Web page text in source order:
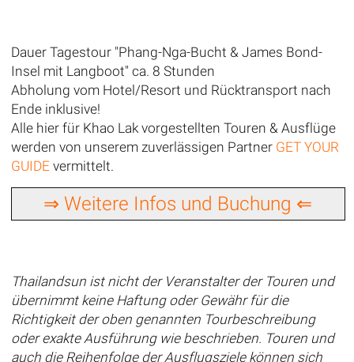
Dauer Tagestour "Phang-Nga-Bucht & James Bond-
Insel mit Langboot" ca. 8 Stunden
Abholung vom Hotel/Resort und Rücktransport nach
Ende inklusive!
Alle hier für Khao Lak vorgestellten Touren & Ausflüge
werden von unserem zuverlässigen Partner GET YOUR
GUIDEvermittelt.
⇒ Weitere Infos und Buchung ⇐
Thailandsun ist nicht der Veranstalter der Touren und
übernimmt keine Haftung oder Gewähr für die
Richtigkeit der oben genannten Tourbeschreibung
oder exakte Ausführung wie beschrieben. Touren und
auch die Reihenfolge der Ausflugsziele können sich